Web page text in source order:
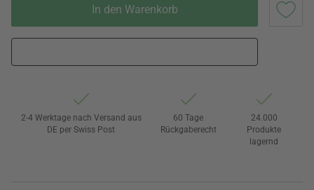
In den Warenkorb
2-4 Werktage nach Versand aus
DE per Swiss Post
60 Tage
Rückgaberecht
24.000
Produkte
lagernd